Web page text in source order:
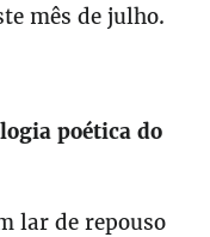
mês de julho.
poética do
lar de repouso